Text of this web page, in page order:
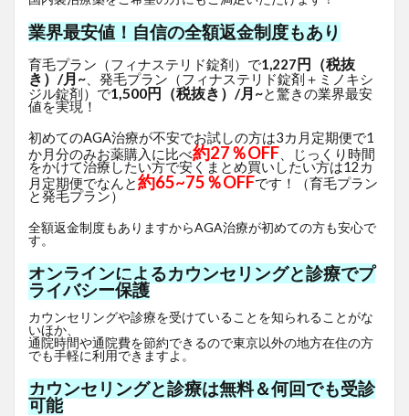
業界最安値！自信の全額返金制度もあり
育毛プラン（フィナステリド錠剤）で1,227円（税抜
き）/月~ 、発毛プラン（フィナステリド錠剤＋ミノキシ
ジル錠剤）で1,500円（税抜き）/月~と驚きの業界最安
値を実現！
初めてのAGA治療が不安でお試しの方は3カ月定期便で1
か月分のみお薬購入に比べ約27％OFF 、じっくり時間
をかけて治療したい方で安くまとめ買いしたい方は12カ
月定期便でなんと約65~75％OFFです！（育毛プラン
と発毛プラン）
全額返金制度もありますからAGA治療が初めての方も安心で
す。
オンラインによるカウンセリングと診療でプ
ライバシー保護
カウンセリングや診療を受けていることを知られることがな
いほか、
通院時間や通院費を節約できるので東京以外の地方在住の方
でも手軽に利用できますよ。
カウンセリングと診療は無料＆何回でも受診
可能